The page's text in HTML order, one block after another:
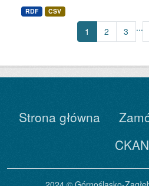
RDF CSV
1 2 3 ...
Strona główna
CKAN